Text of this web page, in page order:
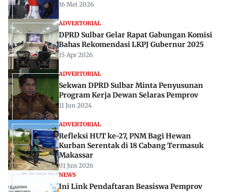
16 Mei 2026
ADVERTORIAL
DPRD Sulbar Gelar Rapat Gabungan Komisi
Bahas Rekomendasi LKPJ Gubernur 2025
15 Apr 2026
ADVERTORIAL
Sekwan DPRD Sulbar Minta Penyusunan
Program Kerja Dewan Selaras Pemprov
11 Jun 2024
ADVERTORIAL
Refleksi HUT ke-27, PNM Bagi Hewan
Kurban Serentak di 18 Cabang Termasuk
Makassar
01 Jun 2026
NEWS
Ini Link Pendaftaran Beasiswa Pemprov